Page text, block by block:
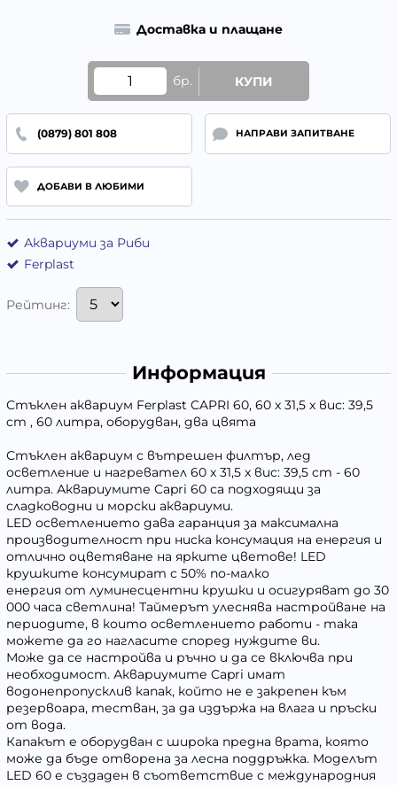
Доставка и плащане
бр. КУПИ
(0879) 801 808 НАПРАВИ ЗАПИТВАНЕ
ДОБАВИ В ЛЮБИМИ
Аквариуми за Риби
Ferplast
Рейтинг:
Информация
Стъклен аквариум Ferplast CAPRI 60, 60 x 31,5 x вис: 39,5
cm , 60 литра, оборудван, два цвята
Стъклен аквариум с вътрешен филтър, лед
осветление и нагревател 60 x 31,5 x вис: 39,5 cm - 60
литра. Аквариумите Capri 60 са подходящи за
сладководни и морски аквариуми.
LED осветлението дава гаранция за максимална
производителност при ниска консумация на енергия и
отлично оцветяване на ярките цветове! LED
крушките консумират с 50% по-малко
енергия от луминесцентни крушки и осигуряват до 30
000 часа светлина! Таймерът улеснява настройване на
периодите, в които осветлението работи - така
можете да го нагласите според нуждите ви.
Може да се настройва и ръчно и да се включва при
необходимост. Аквариумите Capri имат
водонепропусклив капак, който не е закрепен към
резервоара, тестван, за да издържа на влага и пръски
от вода.
Капакът е оборудван с широка предна врата, която
може да бъде отворена за лесна поддръжка. Моделът
LED 60 е създаден в съответствие с международния